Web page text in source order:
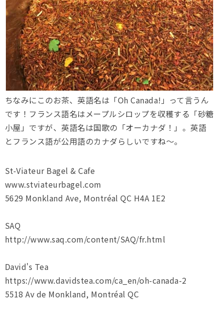
ちなみにこのお茶、英語名は「Oh Canada!」って言うん
です！フランス語名はメープルシロップを収穫する「砂糖
小屋」ですが、英語名は国歌の「オーカナダ！」。英語
とフランス語が公用語のカナダらしいですね〜。
St-Viateur Bagel & Cafe
www.stviateurbagel.com
5629 Monkland Ave, Montréal QC H4A 1E2
SAQ
http://www.saq.com/content/SAQ/fr.html
David's Tea
https://www.davidstea.com/ca_en/oh-canada-2
5518 Av de Monkland, Montréal QC